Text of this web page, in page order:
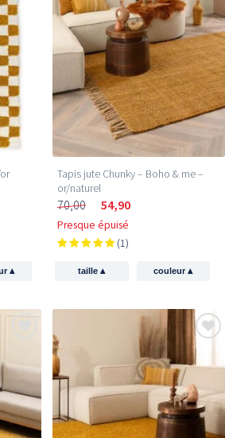
▴
Tapis jute Chunky – Boho & me –
or/naturel
70,00 54,90
Presque épuisé
(1)
taille▴ couleur▴